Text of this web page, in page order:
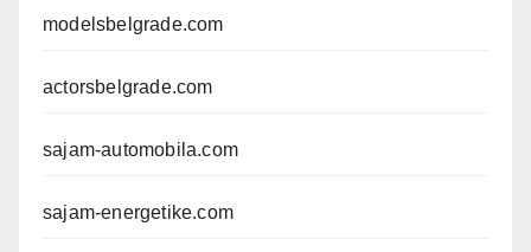
modelsbelgrade.com
actorsbelgrade.com
sajam-automobila.com
sajam-energetike.com